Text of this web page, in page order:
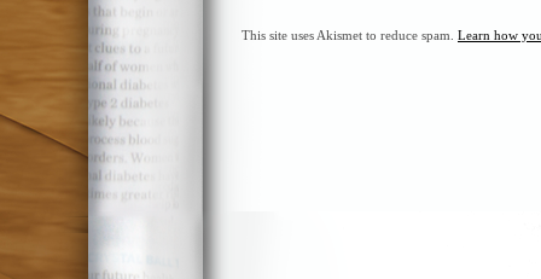
This site uses Akismet to reduce spam. Learn how